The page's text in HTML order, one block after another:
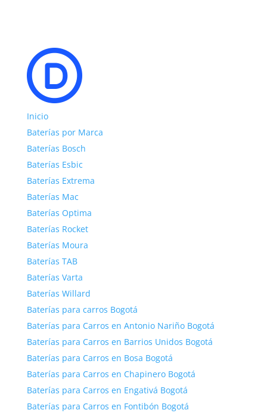
Inicio
Baterías por Marca
Baterías Bosch
Baterías Esbic
Baterías Extrema
Baterías Mac
Baterías Optima
Baterías Rocket
Baterías Moura
Baterías TAB
Baterías Varta
Baterías Willard
Baterías para carros Bogotá
Baterías para Carros en Antonio Nariño Bogotá
Baterías para Carros en Barrios Unidos Bogotá
Baterías para Carros en Bosa Bogotá
Baterías para Carros en Chapinero Bogotá
Baterías para Carros en Engativá Bogotá
Baterías para Carros en Fontibón Bogotá